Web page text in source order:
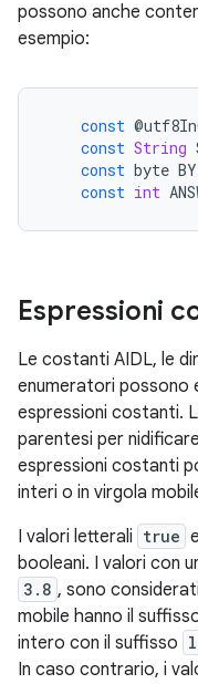
possono anche
esempio:
const @
const String
const byte
const int
Espressioni
Le costanti AIDL, le
enumeratori possono
espressioni costanti.
parentesi per
espressioni costanti
interi o in virgola
I valori letterali true e
booleani. I valori con
3.8 , sono
mobile hanno il
intero con il suffisso l
In caso contrario, i